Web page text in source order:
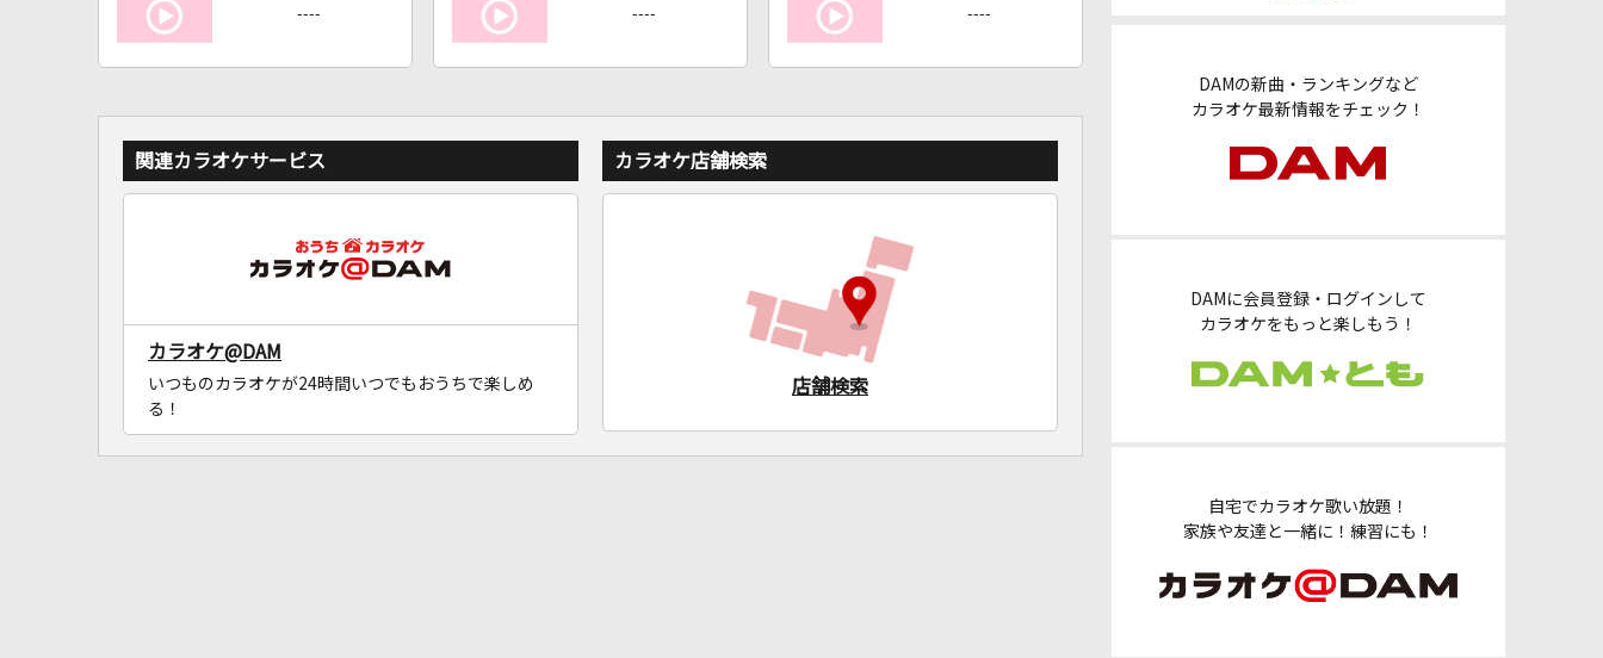
DAMの新曲・ランキングなど
カラオケ最新情報をチェック！
DAMに会員登録・ログインして
カラオケをもっと楽しもう！
自宅でカラオケ歌い放題！
家族や友達と一緒に！練習にも！
---- ---- ----
関連カラオケサービス
カラオケ@DAM
いつものカラオケが24時間いつでもおうちで楽しめ
る！
カラオケ店舗検索
店舗検索